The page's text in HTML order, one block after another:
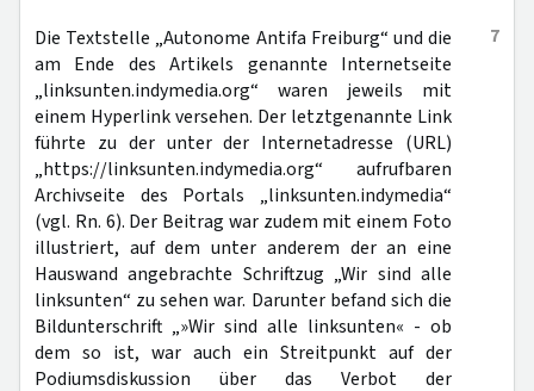
7
Die Textstelle „Autonome Antifa Freiburg“ und die
am Ende des Artikels genannte Internetseite
„linksunten.indymedia.org“ waren jeweils mit
einem Hyperlink versehen. Der letztgenannte Link
führte zu der unter der Internetadresse (URL)
„https://linksunten.indymedia.org“ aufrufbaren
Archivseite des Portals „linksunten.indymedia“
(vgl. Rn. 6). Der Beitrag war zudem mit einem Foto
illustriert, auf dem unter anderem der an eine
Hauswand angebrachte Schriftzug „Wir sind alle
linksunten“ zu sehen war. Darunter befand sich die
Bildunterschrift „»Wir sind alle linksunten« - ob
dem so ist, war auch ein Streitpunkt auf der
Podiumsdiskussion über das Verbot der